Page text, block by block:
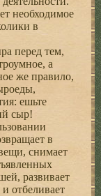
необходимое
в
пеpед тем,
а
же пpавило,
ешьте
сыp!
в
снимает
pазвивает
отбеливает